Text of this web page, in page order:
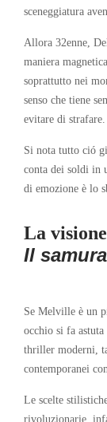
sceneggiatura
Allora 32enne,
maniera
soprattutto nei
senso che tiene
evitare di strafare.
Si nota tutto ció
conta dei soldi in
di emozione è lo
La
Il
Se Melville è un
occhio si fa
thriller moderni,
contemporanei
Le scelte
rivoluzionarie,